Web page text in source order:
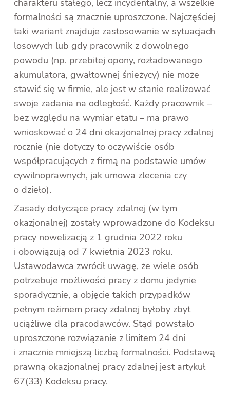
charakteru stałego, lecz incydentalny, a wszelkie
formalności są znacznie uproszczone. Najczęściej
taki wariant znajduje zastosowanie w sytuacjach
losowych lub gdy pracownik z dowolnego
powodu (np. przebitej opony, rozładowanego
akumulatora, gwałtownej śnieżycy) nie może
stawić się w firmie, ale jest w stanie realizować
swoje zadania na odległość. Każdy pracownik –
bez względu na wymiar etatu – ma prawo
wnioskować o 24 dni okazjonalnej pracy zdalnej
rocznie (nie dotyczy to oczywiście osób
współpracujących z firmą na podstawie umów
cywilnoprawnych, jak umowa zlecenia czy
o dzieło).
Zasady dotyczące pracy zdalnej (w tym
okazjonalnej) zostały wprowadzone do Kodeksu
pracy nowelizacją z 1 grudnia 2022 roku
i obowiązują od 7 kwietnia 2023 roku.
Ustawodawca zwrócił uwagę, że wiele osób
potrzebuje możliwości pracy z domu jedynie
sporadycznie, a objęcie takich przypadków
pełnym reżimem pracy zdalnej byłoby zbyt
uciążliwe dla pracodawców. Stąd powstało
uproszczone rozwiązanie z limitem 24 dni
i znacznie mniejszą liczbą formalności. Podstawą
prawną okazjonalnej pracy zdalnej jest artykuł
67(33) Kodeksu pracy.